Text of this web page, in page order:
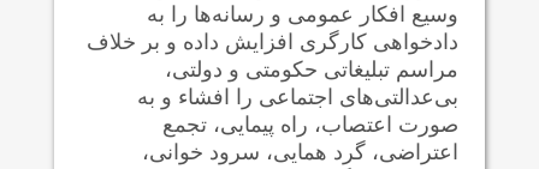
وسیع افکار عمومی و رسانه‌ها را به
دادخواهی کارگری افزایش داده و بر خلاف
مراسم تبلیغاتی حکومتی و دولتی،
بی‌عدالتی‌های اجتماعی را افشاء و به
صورت اعتصاب، راه پیمایی، تجمع
اعتراضی، گرد همایی، سرود خوانی،